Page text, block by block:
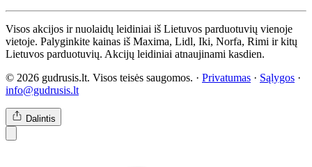
Visos akcijos ir nuolaidų leidiniai iš Lietuvos parduotuvių vienoje
vietoje. Palyginkite kainas iš Maxima, Lidl, Iki, Norfa, Rimi ir kitų
Lietuvos parduotuvių. Akcijų leidiniai atnaujinami kasdien.
© 2026 gudrusis.lt. Visos teisės saugomos. · Privatumas · Sąlygos ·
info@gudrusis.lt
Dalintis